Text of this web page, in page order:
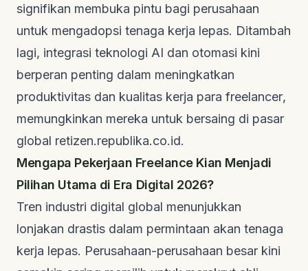
signifikan membuka pintu bagi perusahaan
untuk mengadopsi tenaga kerja lepas. Ditambah
lagi, integrasi teknologi AI dan otomasi kini
berperan penting dalam meningkatkan
produktivitas dan kualitas kerja para freelancer,
memungkinkan mereka untuk bersaing di pasar
global retizen.republika.co.id.
Mengapa Pekerjaan Freelance Kian Menjadi
Pilihan Utama di Era Digital 2026?
Tren industri digital global menunjukkan
lonjakan drastis dalam permintaan akan tenaga
kerja lepas. Perusahaan-perusahaan besar kini